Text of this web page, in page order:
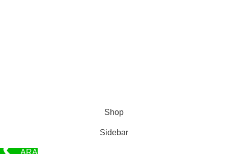
Shop
Sidebar
ARA